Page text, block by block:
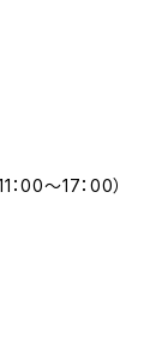
00～17：00）